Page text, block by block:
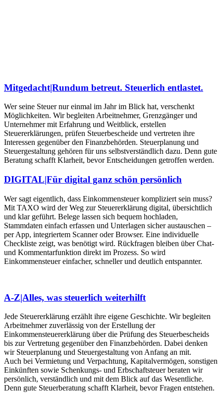
Mitgedacht|Rundum betreut. Steuerlich entlastet.
Wer seine Steuer nur einmal im Jahr im Blick hat, verschenkt
Möglichkeiten. Wir begleiten Arbeitnehmer, Grenzgänger und
Unternehmer mit Erfahrung und Weitblick, erstellen
Steuererklärungen, prüfen Steuerbescheide und vertreten ihre
Interessen gegenüber den Finanzbehörden. Steuerplanung und
Steuergestaltung gehören für uns selbstverständlich dazu. Denn gute
Beratung schafft Klarheit, bevor Entscheidungen getroffen werden.
DIGITAL|Für digital ganz schön persönlich
Wer sagt eigentlich, dass Einkommensteuer kompliziert sein muss?
Mit TAXO wird der Weg zur Steuererklärung digital, übersichtlich
und klar geführt. Belege lassen sich bequem hochladen,
Stammdaten einfach erfassen und Unterlagen sicher austauschen –
per App, integriertem Scanner oder Browser. Eine individuelle
Checkliste zeigt, was benötigt wird. Rückfragen bleiben über Chat-
und Kommentarfunktion direkt im Prozess. So wird
Einkommensteuer einfacher, schneller und deutlich entspannter.
A-Z|Alles, was steuerlich weiterhilft
Jede Steuererklärung erzählt ihre eigene Geschichte. Wir begleiten
Arbeitnehmer zuverlässig von derErstellung der
Einkommensteuererklärung über die Prüfung des Steuerbescheids
bis zurVertretung gegenüber den Finanzbehörden. Dabei denken
wir Steuerplanung und Steuergestaltung von Anfang an mit.
Auch bei Vermietung und Verpachtung, Kapitalvermögen, sonstigen
Einkünften sowie Schenkungs- und Erbschaftsteuerberaten wir
persönlich, verständlich und mit dem Blick auf das Wesentliche.
Denn gute Steuerberatung schafft Klarheit, bevor Fragen entstehen.